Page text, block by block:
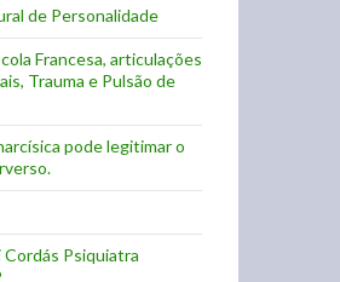
de Personalidade
Francesa, articulações
Trauma e Pulsão de
pode legitimar o
Psiquiatra